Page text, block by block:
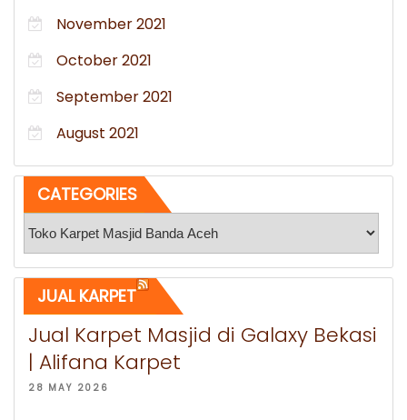
November 2021
October 2021
September 2021
August 2021
CATEGORIES
JUAL KARPET
Jual Karpet Masjid di Galaxy Bekasi
| Alifana Karpet
28 MAY 2026